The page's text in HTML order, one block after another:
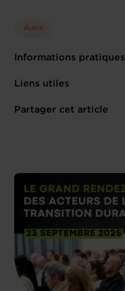
Autre
Informations pratiques
Mardi 23 Sep 2025
Chambre de Commerce
Liens utiles
M'inscrire
Partager cet article